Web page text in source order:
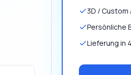
3D / Custom
Persönliche
Lieferung in